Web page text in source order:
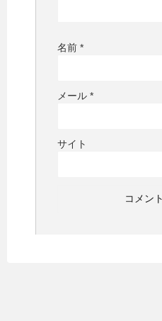
名前 *
メール *
サイト